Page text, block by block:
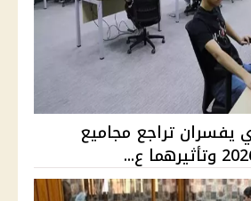
يفسران تراجع مجاميع